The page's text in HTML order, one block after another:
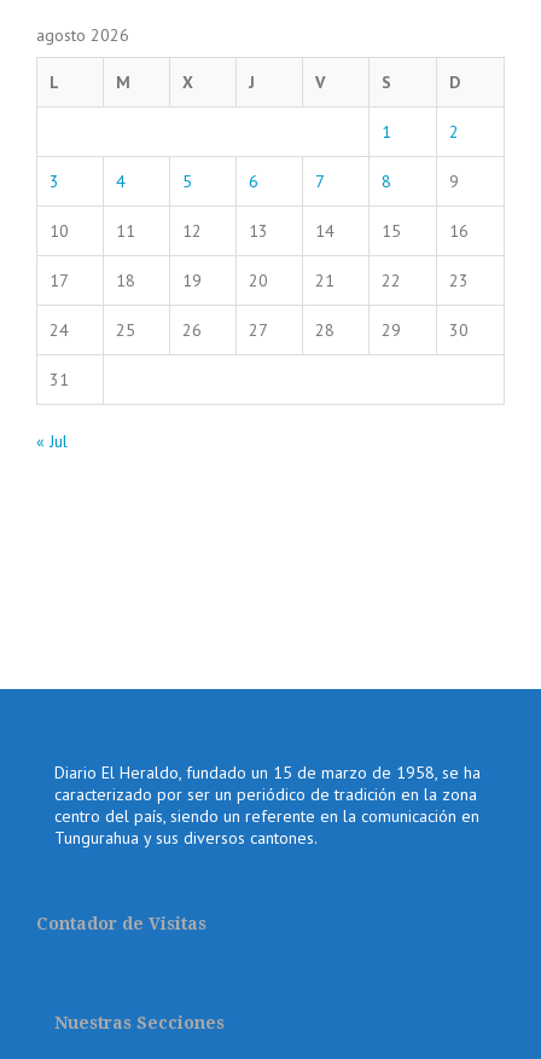
agosto 2026
L M X J V S D
1 2
3 4 5 6 7 8 9
10 11 12 13 14 15 16
17 18 19 20 21 22 23
24 25 26 27 28 29 30
31
« Jul
Diario El Heraldo, fundado un 15 de marzo de 1958, se ha
caracterizado por ser un periódico de tradición en la zona
centro del país, siendo un referente en la comunicación en
Tungurahua y sus diversos cantones.
Contador de Visitas
Nuestras Secciones